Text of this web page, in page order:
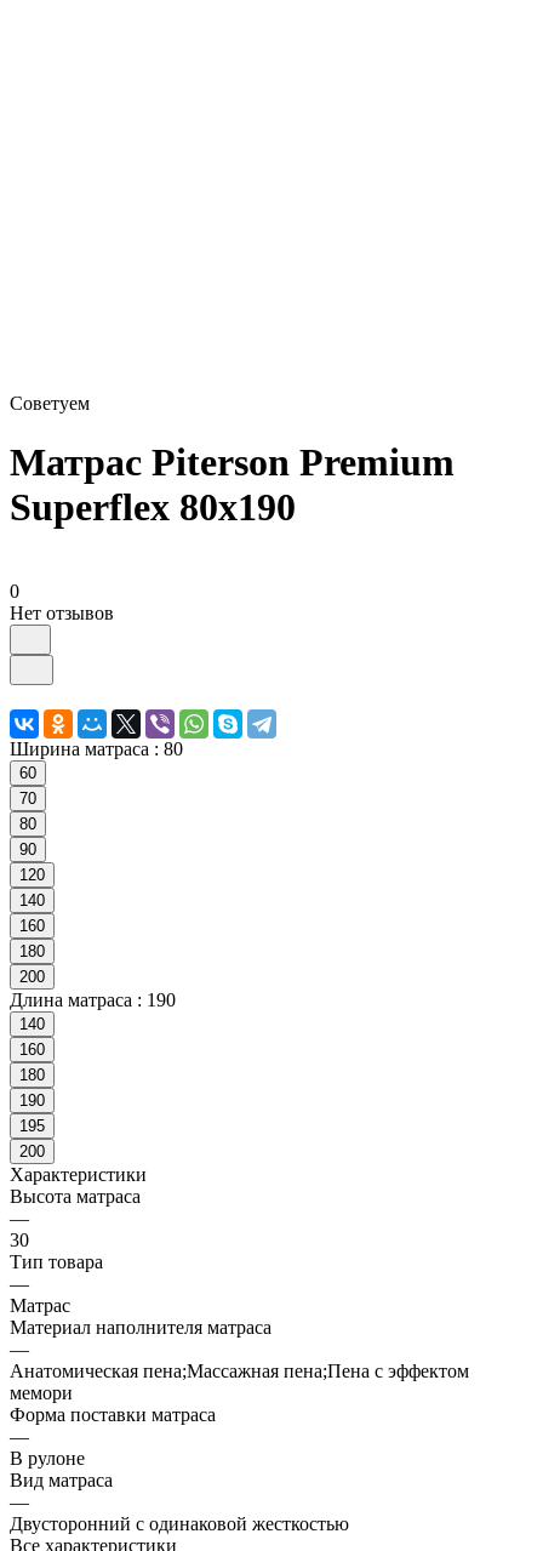
Советуем
Матрас Piterson Premium
Superflex 80х190
0
Нет отзывов
Ширина матраса : 80
60
70
80
90
120
140
160
180
200
Длина матраса : 190
140
160
180
190
195
200
Характеристики
Высота матраса
—
30
Тип товара
—
Матрас
Материал наполнителя матраса
—
Анатомическая пена;Массажная пена;Пена с эффектом
мемори
Форма поставки матраса
—
В рулоне
Вид матраса
—
Двусторонний с одинаковой жесткостью
Все характеристики